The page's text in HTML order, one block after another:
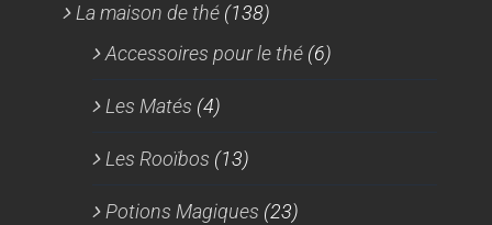
La maison de thé (138)
Accessoires pour le thé (6)
Les Matés (4)
Les Rooïbos (13)
Potions Magiques (23)